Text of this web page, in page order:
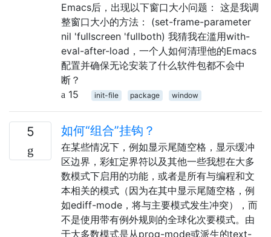
Emacs后，出现以下窗口大小问题： 这是我调
整窗口大小的方法： (set-frame-parameter
nil 'fullscreen 'fullboth) 我猜我在滥用with-
eval-after-load，一个人如何清理他的Emacs
配置并确保无论安装了什么软件包都不会中
断？
15
init-file package window
5 如何“组合”挂钩？
在某些情况下，例如显示尾随空格，显示缓冲
区边界，彩虹定界符以及其他一些我想在大多
数模式下启用的功能，或者是所有与编程和文
本相关的模式（因为在其中显示尾随空格，例
如ediff-mode，将与主要模式发生冲突），而
不是使用带有例外规则的全球化次要模式。由
于大多数模式是从prog-mode或派生的text-